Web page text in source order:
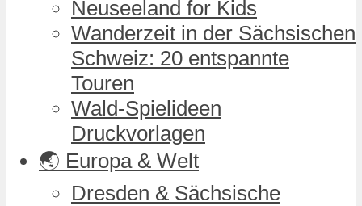
Neuseeland for Kids
Wanderzeit in der Sächsischen
Schweiz: 20 entspannte
Touren
Wald-Spielideen
Druckvorlagen
🌏 Europa & Welt
Dresden & Sächsische